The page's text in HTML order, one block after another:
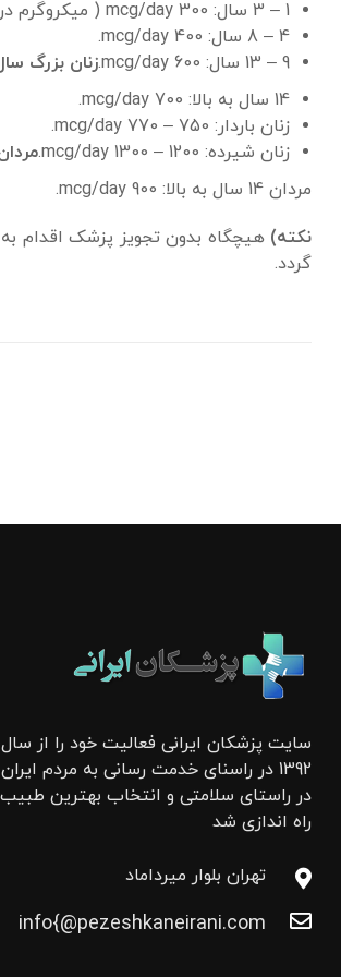
1 – 3 سال: 300 mcg/day ( میکروگرم در روز ).
4 – 8 سال: 400 mcg/day.
9 – 13 سال: 600 mcg/day.
زنان بزرگ
14 سال به بالا: 700 mcg/day.
زنان باردار: 750 – 770 mcg/day.
زنان شیرده: 1200 – 1300 mcg/day.
مردان 14 سال به بالا: 900 mcg/day.
نکته) هیچگاه بدون تجویز پزشک اقدام به
گردد.
سایت پزشکان ایرانی فعالیت خود را از سال
1392 در راسنای خدمت رسانی به مردم ایران
در راستای سلامتی و انتخاب بهترین طبیب
راه اندازی شد
تهران بلوار میرداماد
info{@pezeshkaneirani.com